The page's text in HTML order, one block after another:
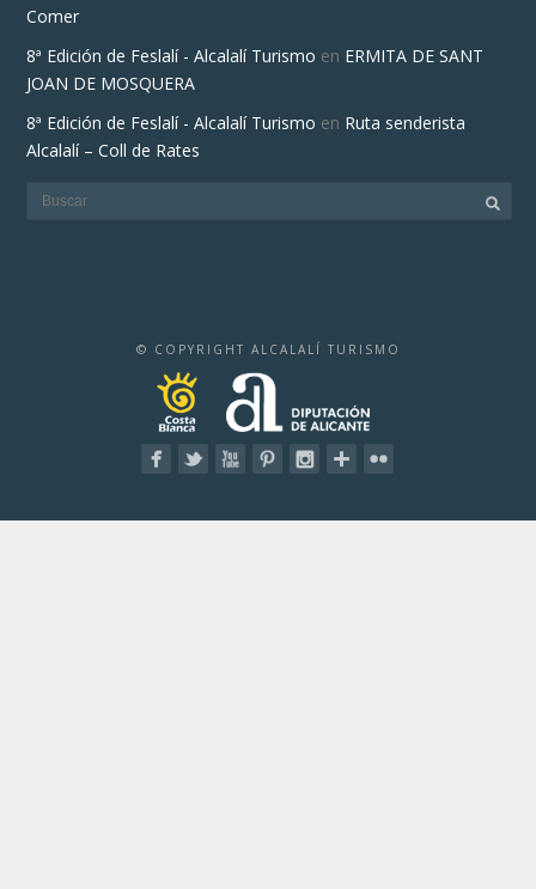
Comer
8ª Edición de Feslalí - Alcalalí Turismo en ERMITA DE SANT
JOAN DE MOSQUERA
8ª Edición de Feslalí - Alcalalí Turismo en Ruta senderista
Alcalalí – Coll de Rates
© COPYRIGHT ALCALALÍ TURISMO